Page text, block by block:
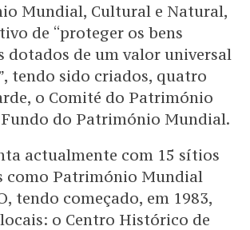
Mundial, Cultural e Natural,
de “proteger os bens
dotados de um valor universal
tendo sido criados, quatro
o Comité do Património
do Património Mundial.
actualmente com 15 sítios
como Património Mundial
tendo começado, em 1983,
o Centro Histórico de